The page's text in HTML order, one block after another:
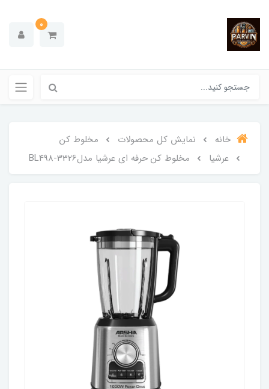
0
خانه نمایش کل محصولات
مخلوط کن
عرشیا
مخلوط کن حرفه ای عرشیا مدلBL498-3326